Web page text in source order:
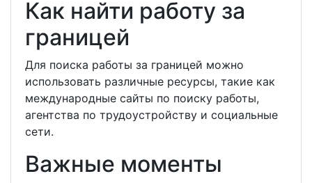
Как найти работу за
границей
Для поиска работы за границей можно
использовать различные ресурсы, такие как
международные сайты по поиску работы,
агентства по трудоустройству и социальные
сети.
Важные моменты